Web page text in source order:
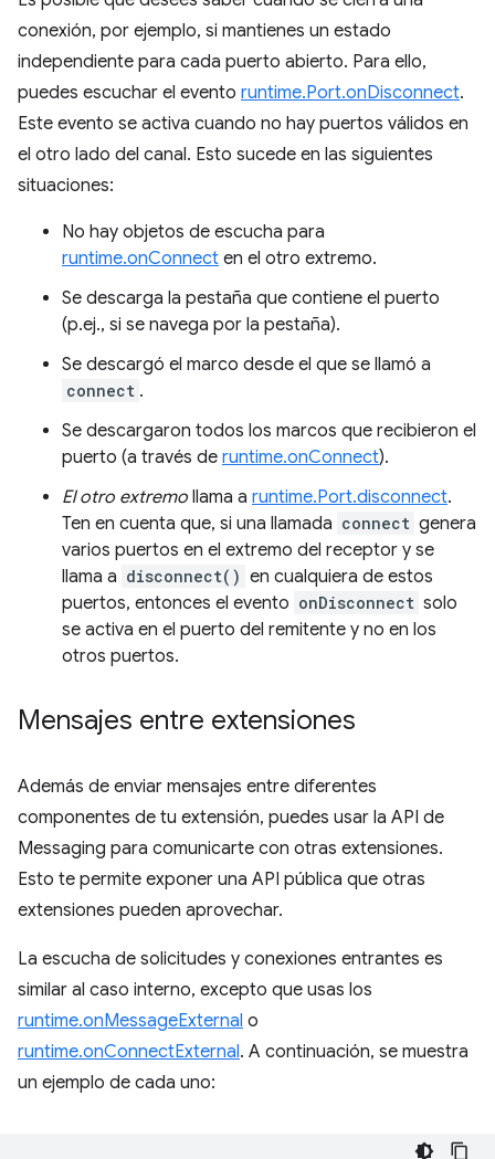
conexión, por ejemplo, si mantienes un estado
independiente para cada puerto abierto. Para ello,
puedes escuchar el evento runtime.Port.onDisconnect.
Este evento se activa cuando no hay puertos válidos en
el otro lado del canal. Esto sucede en las siguientes
situaciones:
No hay objetos de escucha para
runtime.onConnect en el otro extremo.
Se descarga la pestaña que contiene el puerto
(p.ej., si se navega por la pestaña).
Se descargó el marco desde el que se llamó a
connect .
Se descargaron todos los marcos que recibieron el
puerto (a través de runtime.onConnect).
El otro extremo llama a runtime.Port.disconnect.
Ten en cuenta que, si una llamada connect genera
varios puertos en el extremo del receptor y se
llama a disconnect() en cualquiera de estos
puertos, entonces el evento onDisconnect solo
se activa en el puerto del remitente y no en los
otros puertos.
Mensajes entre extensiones
Además de enviar mensajes entre diferentes
componentes de tu extensión, puedes usar la API de
Messaging para comunicarte con otras extensiones.
Esto te permite exponer una API pública que otras
extensiones pueden aprovechar.
La escucha de solicitudes y conexiones entrantes es
similar al caso interno, excepto que usas los
runtime.onMessageExternal o
runtime.onConnectExternal. A continuación, se muestra
un ejemplo de cada uno: